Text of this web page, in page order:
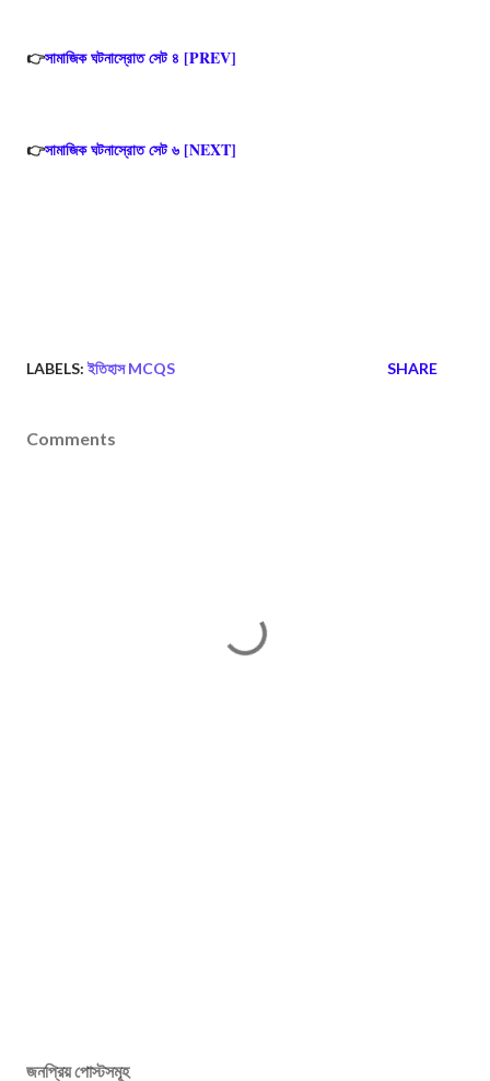
👉সামাজিক ঘটনাস্রোত সেট ৪ [PREV]
👉সামাজিক ঘটনাস্রোত সেট ৬ [NEXT]
LABELS: ইতিহাস MCQS SHARE
Comments
জনপ্রিয় পোস্টসমূহ